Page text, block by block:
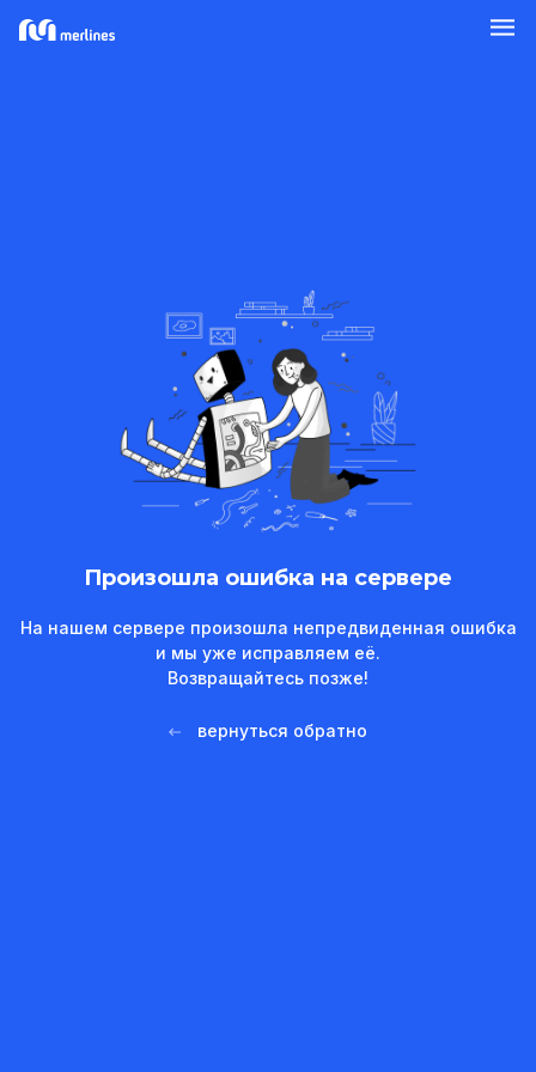
Произошла ошибка на сервере
На нашем сервере произошла непредвиденная ошибка
и мы уже исправляем её.
Возвращайтесь позже!
вернуться обратно